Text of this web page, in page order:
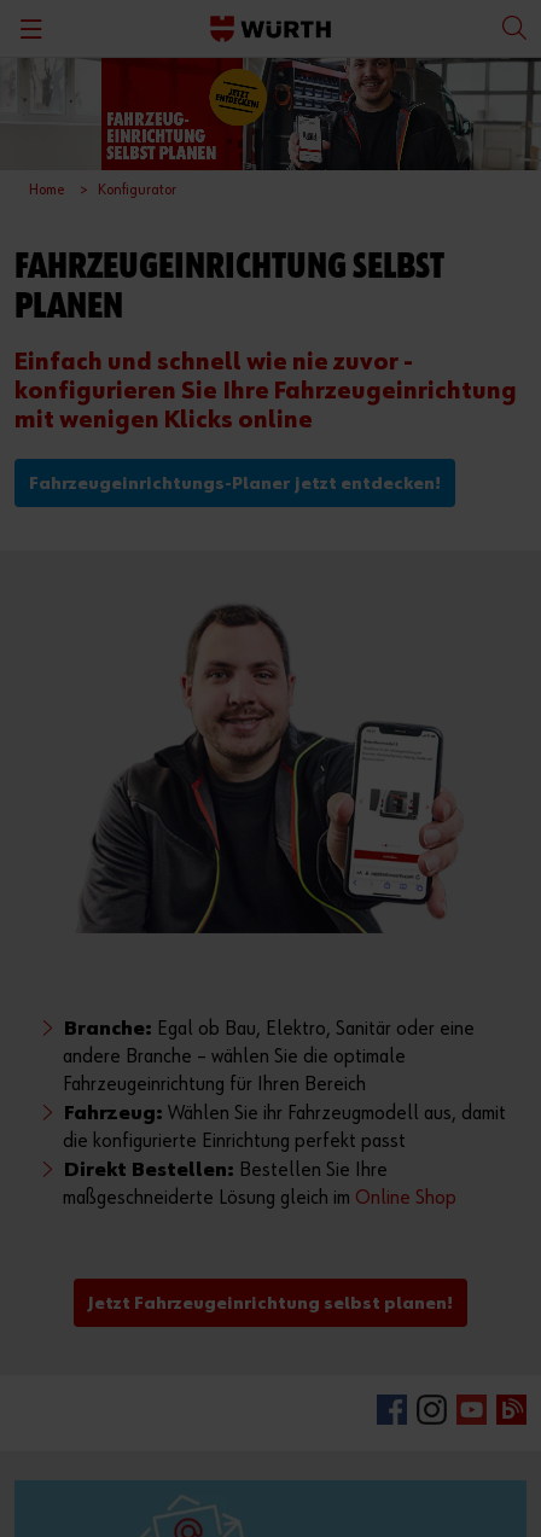
Home Konfigurator
FAHRZEUGEINRICHTUNG SELBST
PLANEN
Einfach und schnell wie nie zuvor -
konfigurieren Sie Ihre Fahrzeugeinrichtung
mit wenigen Klicks online
Fahrzeugeinrichtungs-Planer jetzt entdecken!
Branche: Egal ob Bau, Elektro, Sanitär oder eine
andere Branche – wählen Sie die optimale
Fahrzeugeinrichtung für Ihren Bereich
Fahrzeug: Wählen Sie ihr Fahrzeugmodell aus, damit
die konfigurierte Einrichtung perfekt passt
Direkt Bestellen: Bestellen Sie Ihre
maßgeschneiderte Lösung gleich im Online Shop
Jetzt Fahrzeugeinrichtung selbst planen!